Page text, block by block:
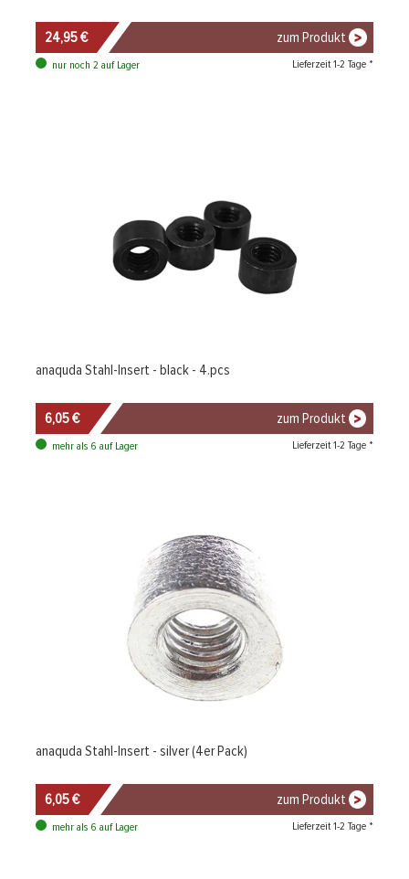
24,95 € zum Produkt
nur noch 2 auf Lager Lieferzeit 1-2 Tage *
anaquda Stahl-Insert - black - 4.pcs
6,05 € zum Produkt
mehr als 6 auf Lager Lieferzeit 1-2 Tage *
anaquda Stahl-Insert - silver (4er Pack)
6,05 € zum Produkt
mehr als 6 auf Lager Lieferzeit 1-2 Tage *